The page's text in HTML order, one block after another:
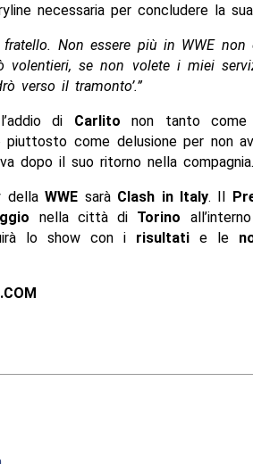
necessaria per concludere la
fratello. Non essere più in WWE
volentieri, se non volete i miei
verso il tramonto’.”
di Carlito non tanto come
piuttosto come delusione per non
dopo il suo ritorno nella compagnia.
dellaWWE saràClash in Italy. Il
nella città di Torino
lo show con i risultati e le